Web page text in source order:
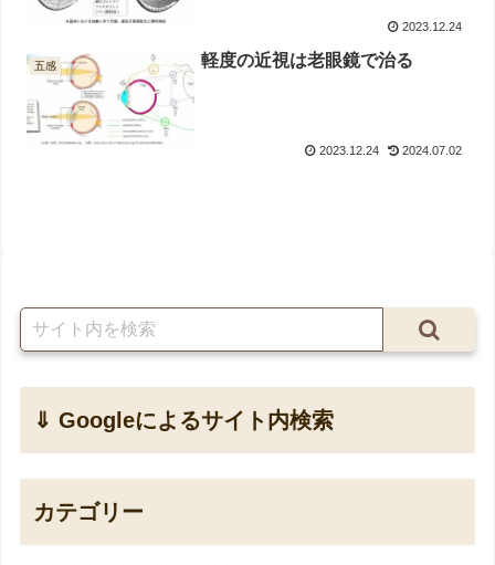
2023.12.24
五感 軽度の近視は老眼鏡で治る
2023.12.24 2024.07.02
⇓ Googleによるサイト内検索
カテゴリー